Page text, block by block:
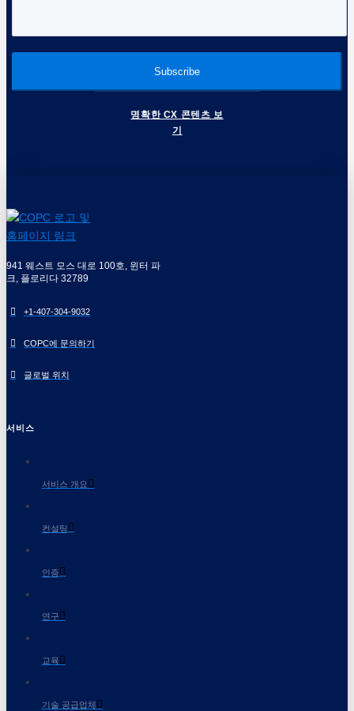
명확한 CX 콘텐츠 보
기
941 웨스트 모스 대로 100호, 윈터 파
크, 플로리다 32789
+1-407-304-9032
COPC에 문의하기
글로벌 위치
서비스
서비스 개요
컨설팅
인증
연구
교육
기술 공급업체